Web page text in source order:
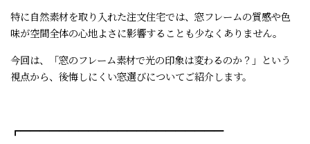
特に自然素材を取り入れた注文住宅では、窓フレームの質感や色
味が空間全体の心地よさに影響することも少なくありません。
今回は、「窓のフレーム素材で光の印象は変わるのか？」という
視点から、後悔しにくい窓選びについてご紹介します。
┏━━━━━━━━━━━━━━━━━━━━━